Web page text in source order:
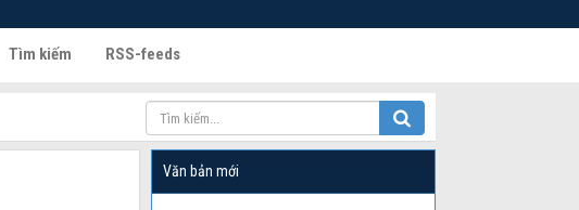
Tìm kiếm RSS-feeds
Văn bản mới